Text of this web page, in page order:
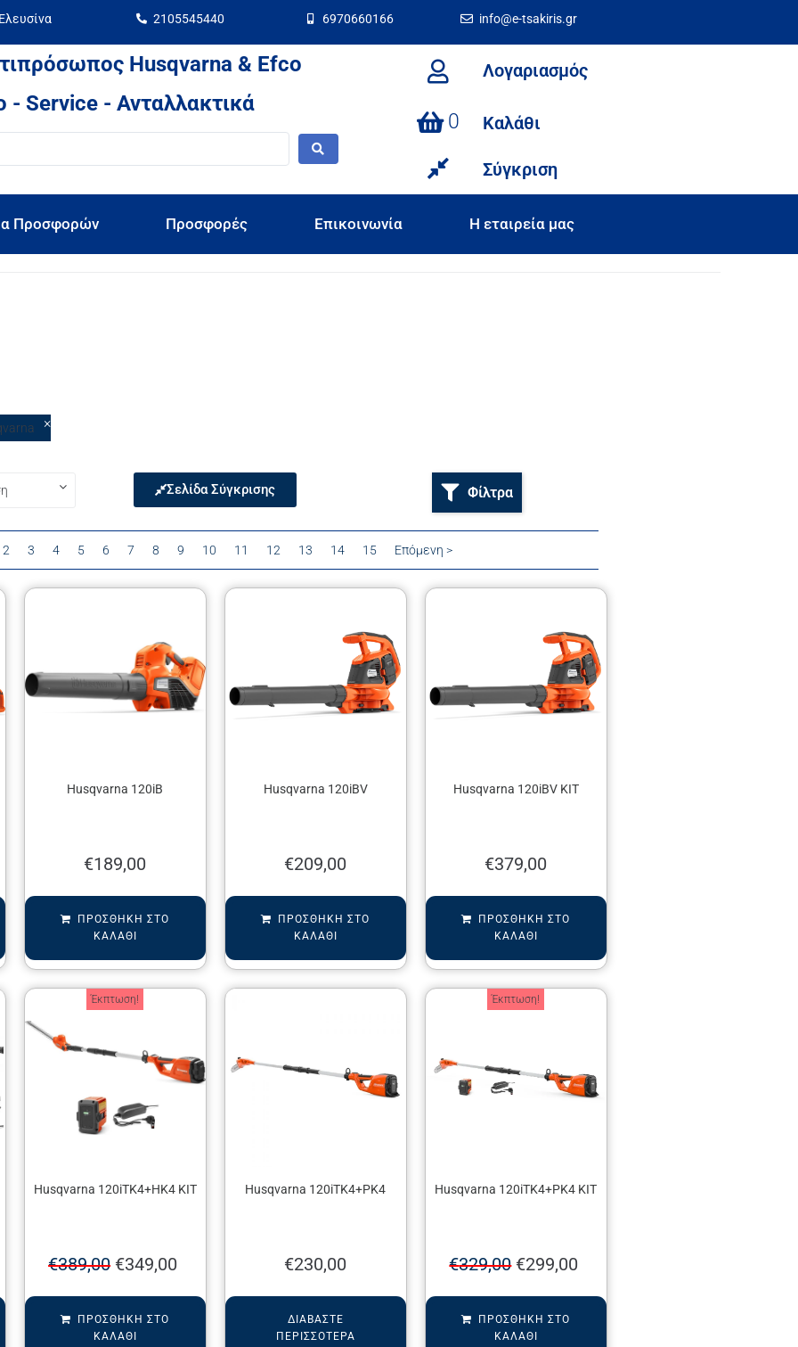
2105545440 6970660166 info@e-tsakiris.gr
Husqvarna & Efco
- Service - Ανταλλακτικά
0
Λογαριασμός
Καλάθι
Σύγκριση
Προσφορών Προσφορές Επικοινωνία Η εταιρεία μας
×
Σελίδα Σύγκρισης Φίλτρα
2 3 4 5 6 7 8 9 10 11 12 13 14 15 Επόμενη >
Husqvarna 120iB
€189,00
ΠΡΟΣΘΉΚΗ ΣΤΟ
ΚΑΛΆΘΙ
Husqvarna 120iBV
€209,00
ΠΡΟΣΘΉΚΗ ΣΤΟ
ΚΑΛΆΘΙ
Husqvarna 120iBV KIT
€379,00
ΠΡΟΣΘΉΚΗ ΣΤΟ
ΚΑΛΆΘΙ
Έκπτωση!
Husqvarna 120iTK4+HK4 KIT
€389,00 €349,00
ΠΡΟΣΘΉΚΗ ΣΤΟ
ΚΑΛΆΘΙ
Husqvarna 120iTK4+PK4
€230,00
ΔΙΑΒΆΣΤΕ
ΠΕΡΙΣΣΌΤΕΡΑ
Έκπτωση!
Husqvarna 120iTK4+PK4 KIT
€329,00 €299,00
ΠΡΟΣΘΉΚΗ ΣΤΟ
ΚΑΛΆΘΙ